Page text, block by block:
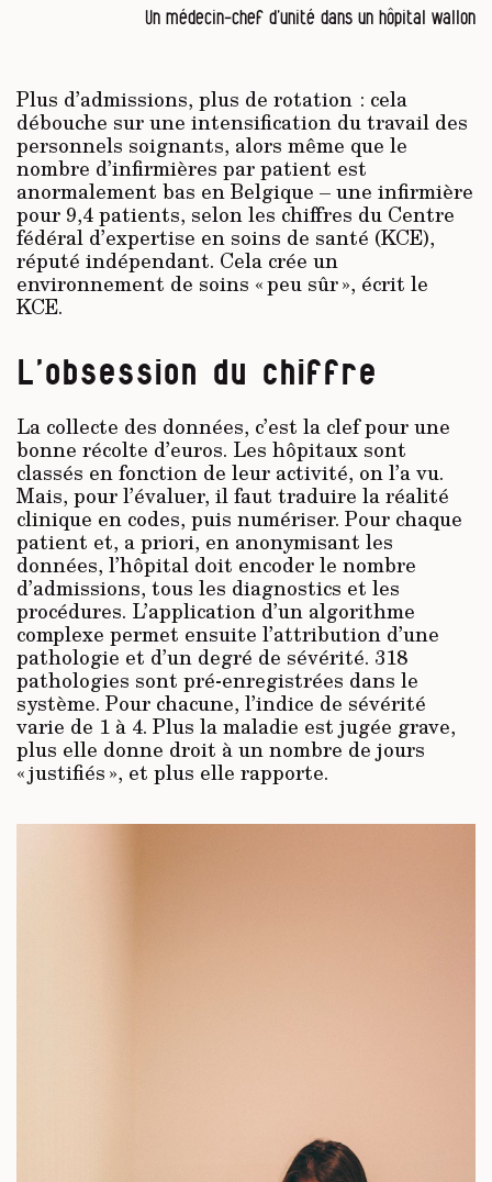
Un médecin-chef d’unité dans un hôpital wallon
Plus d’admissions, plus de rotation : cela
débouche sur une intensification du travail des
personnels soignants, alors même que le
nombre d’infirmières par patient est
anormalement bas en Belgique – une infirmière
pour 9,4 patients, selon les chiffres du Centre
fédéral d’expertise en soins de santé (KCE),
réputé indépendant. Cela crée un
environnement de soins « peu sûr », écrit le
KCE.
L’obsession du chiffre
La collecte des données, c’est la clef pour une
bonne récolte d’euros. Les hôpitaux sont
classés en fonction de leur activité, on l’a vu.
Mais, pour l’évaluer, il faut traduire la réalité
clinique en codes, puis numériser. Pour chaque
patient et, a priori, en anonymisant les
données, l’hôpital doit encoder le nombre
d’admissions, tous les diagnostics et les
procédures. L’application d’un algorithme
complexe permet ensuite l’attribution d’une
pathologie et d’un degré de sévérité. 318
pathologies sont pré-enregistrées dans le
système. Pour chacune, l’indice de sévérité
varie de 1 à 4. Plus la maladie est jugée grave,
plus elle donne droit à un nombre de jours
« justifiés », et plus elle rapporte.